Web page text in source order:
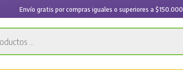
Envío gratis por compras iguales o superiores a $150.000